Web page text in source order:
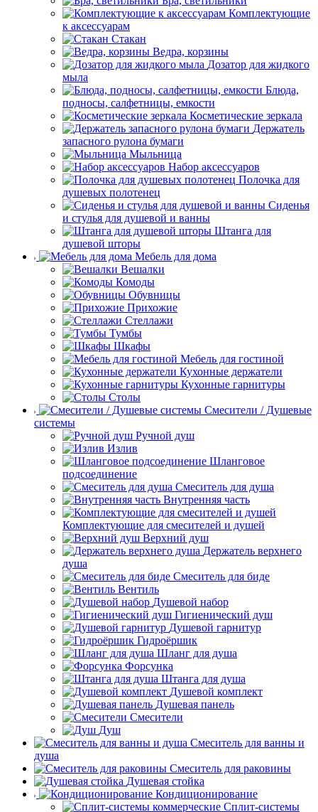
Комплектующие
к аксессуарам
Стакан
Ведра, корзины
Дозатор для жидкого
мыла
Блюда,
подносы, салфетницы, емкости
Косметические зеркала
Держатель
запасного рулона бумаги
Мыльница
Набор аксессуаров
Полочка для
душевых полотенец
Сиденья
и стулья для душевой и ванны
Штанга для
душевой шторы
Мебель для дома
Вешалки
Комоды
Обувницы
Прихожие
Стеллажи
Тумбы
Шкафы
Мебель для гостиной
Кухонные держатели
Кухонные гарнитуры
Столы
Смесители / Душевые
системы
Ручной душ
Излив
Шланговое
подсоединение
Смеситель для душа
Внутренняя часть
Комплектующие для смесителей и душей
Верхний душ
Держатель верхнего
душа
Смеситель для биде
Вентиль
Душевой набор
Гигиенический душ
Душевой гарнитур
Гидроёршик
Шланг для душа
Форсунка
Штанга для душа
Душевой комплект
Душевая панель
Смесители
Душ
Смеситель для ванны и
душа
Смеситель для раковины
Душевая стойка
Кондиционирование
Сплит-системы